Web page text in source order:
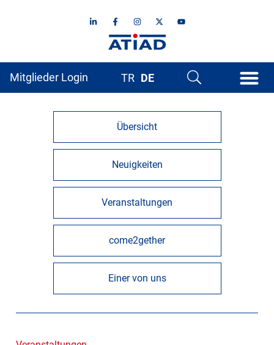
Mitglieder Login TR DE
Übersicht
Neuigkeiten
Veranstaltungen
come2gether
Einer von uns